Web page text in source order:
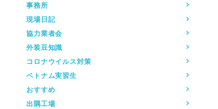
事務所
現場日記
協力業者会
外装豆知識
コロナウイルス対策
ベトナム実習生
おすすめ
出隅工場